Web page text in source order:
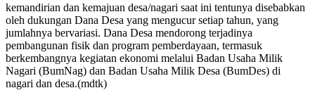
kemandirian dan kemajuan desa/nagari saat ini tentunya disebabkan
oleh dukungan Dana Desa yang mengucur setiap tahun, yang
jumlahnya bervariasi. Dana Desa mendorong terjadinya
pembangunan fisik dan program pemberdayaan, termasuk
berkembangnya kegiatan ekonomi melalui Badan Usaha Milik
Nagari (BumNag) dan Badan Usaha Milik Desa (BumDes) di
nagari dan desa.(mdtk)